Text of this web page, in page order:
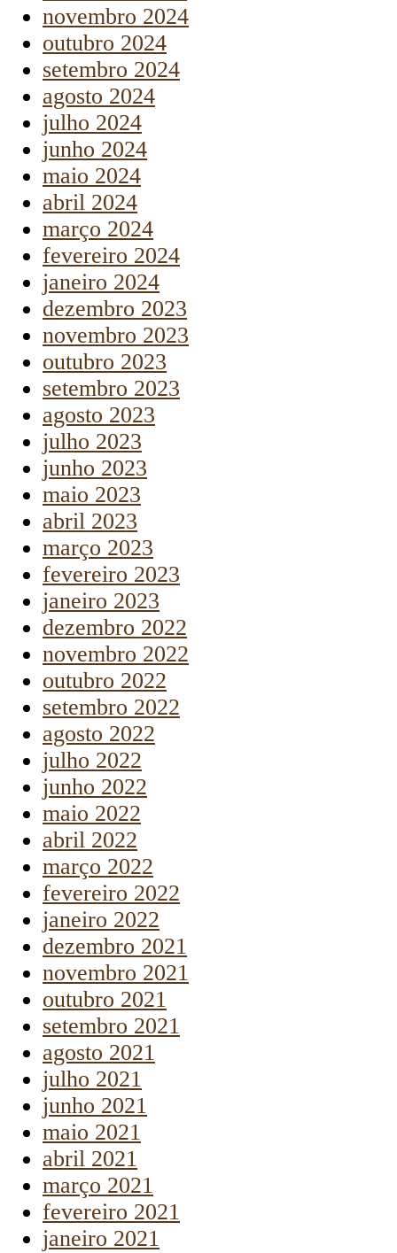
novembro 2024
outubro 2024
setembro 2024
agosto 2024
julho 2024
junho 2024
maio 2024
abril 2024
março 2024
fevereiro 2024
janeiro 2024
dezembro 2023
novembro 2023
outubro 2023
setembro 2023
agosto 2023
julho 2023
junho 2023
maio 2023
abril 2023
março 2023
fevereiro 2023
janeiro 2023
dezembro 2022
novembro 2022
outubro 2022
setembro 2022
agosto 2022
julho 2022
junho 2022
maio 2022
abril 2022
março 2022
fevereiro 2022
janeiro 2022
dezembro 2021
novembro 2021
outubro 2021
setembro 2021
agosto 2021
julho 2021
junho 2021
maio 2021
abril 2021
março 2021
fevereiro 2021
janeiro 2021